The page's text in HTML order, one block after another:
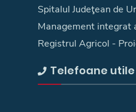
Spitalul Judeţean de
Management integrat
Registrul Agricol -
Telefoane utile